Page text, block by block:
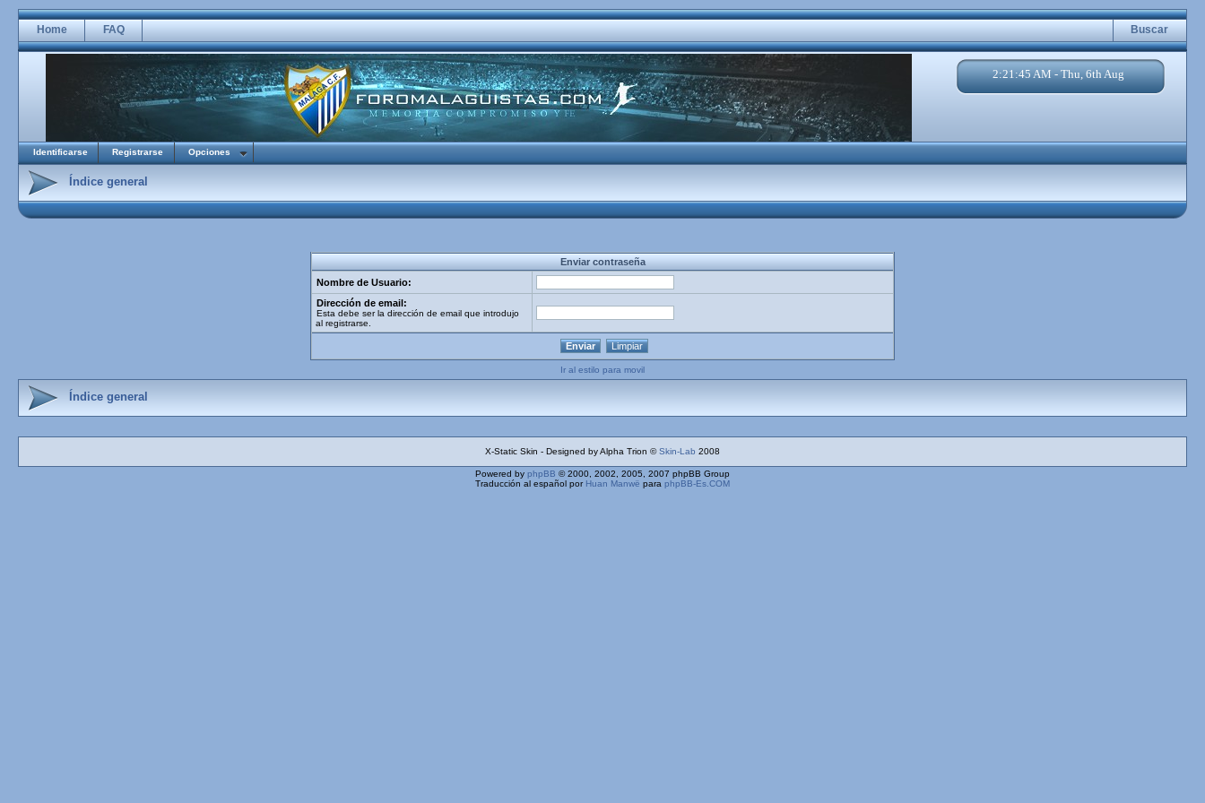
Home FAQ Buscar
2:21:45 AM - Thu, 6th Aug
Identificarse Registrarse Opciones
Índice general
Enviar contraseña
Nombre de Usuario:
Dirección de email:
Esta debe ser la dirección de email que introdujo
al registrarse.
Ir al estilo para movil
Índice general
X-Static Skin - Designed by Alpha Trion ©Skin-Lab 2008
Powered by phpBB © 2000, 2002, 2005, 2007 phpBB Group
Traducción al español por Huan Manwë para phpBB-Es.COM